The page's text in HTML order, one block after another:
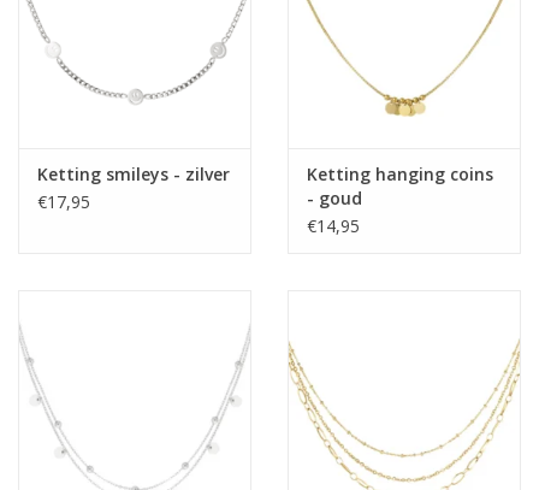
Ketting smileys - zilver
€17,95
Ketting hanging coins
- goud
€14,95